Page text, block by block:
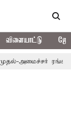
விளையாட்டு
அமைச்சர் ரங்கசாமி